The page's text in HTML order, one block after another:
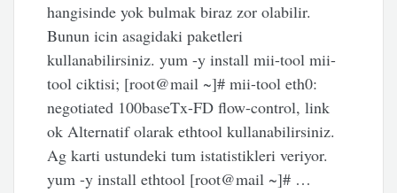
hangisinde yok bulmak biraz zor olabilir.
Bunun icin asagidaki paketleri
kullanabilirsiniz. yum -y install mii-tool mii-
tool ciktisi; [root@mail ~]# mii-tool eth0:
negotiated 100baseTx-FD flow-control, link
ok Alternatif olarak ethtool kullanabilirsiniz.
Ag karti ustundeki tum istatistikleri veriyor.
yum -y install ethtool [root@mail ~]# …